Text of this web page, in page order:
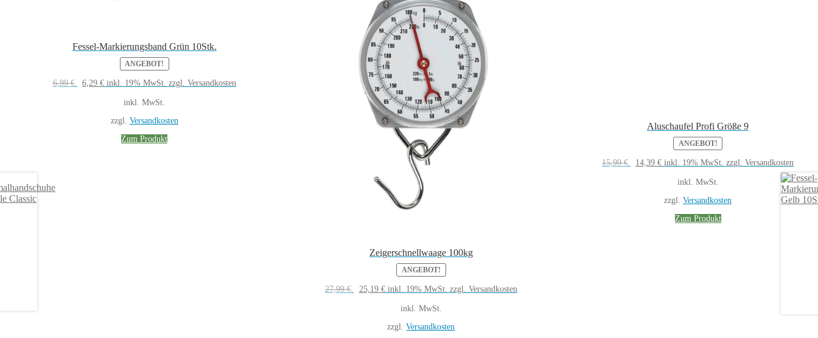
Fessel-Markierungsband Grün 10Stk.
ANGEBOT!
6,99€
Ursprünglicher
6,29€Aktueller
inkl. 19% MwSt. zzgl. Versandkosten
inkl. MwSt.
zzgl. Versandkosten
Zum Produkt
Zeigerschnellwaage 100kg
ANGEBOT!
27,99€
Ursprünglicher
25,19 €Aktueller
inkl. 19% MwSt. zzgl. Versandkosten
inkl. MwSt.
zzgl.Versandkosten
Aluschaufel Profi Größe 9
ANGEBOT!
15,99€
Ursprünglicher
14,39€Aktueller
inkl. 19% MwSt. zzgl. Versandkosten
inkl. MwSt.
zzgl.Versandkosten
Zum Produkt